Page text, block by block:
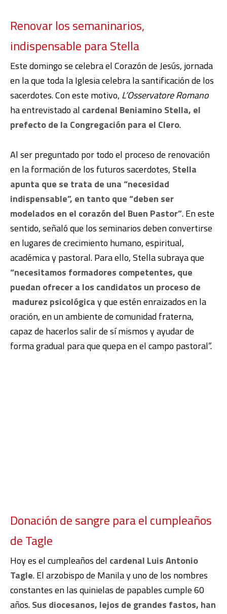
Renovar los semaninarios,
indispensable para Stella
Este domingo se celebra el Corazón de Jesús, jornada
en la que toda la Iglesia celebra la santificación de los
sacerdotes. Con este motivo, L’Osservatore Romano
ha entrevistado al cardenal Beniamino Stella, el
prefecto de la Congregación para el Clero.
Al ser preguntado por todo el proceso de renovación
en la formación de los futuros sacerdotes, Stella
apunta que se trata de una “necesidad
indispensable”, en tanto que “deben ser
modelados en el corazón del Buen Pastor”. En este
sentido, señaló que los seminarios deben convertirse
en lugares de crecimiento humano, espiritual,
académica y pastoral. Para ello, Stella subraya que
“necesitamos formadores competentes, que
puedan ofrecer a los candidatos un proceso de
madurez psicológicay que estén enraizados en la
oración, en un ambiente de comunidad fraterna,
capaz de hacerlos salir de sí mismos y ayudar de
forma gradual para que quepa en el campo pastoral”.
Donación de sangre para el cumpleaños
de Tagle
Hoy es el cumpleaños del cardenal Luis Antonio
Tagle. El arzobispo de Manila y uno de los nombres
constantes en las quinielas de papables cumple 60
años.Sus diocesanos, lejos de grandes fastos, han